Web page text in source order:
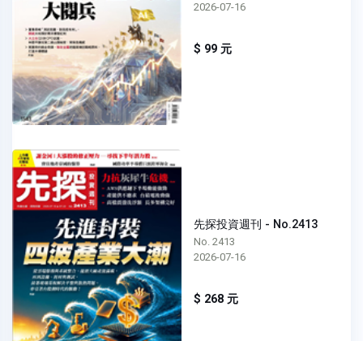
2026-07-16
$ 99 元
先探投資週刊 - No.2413
No. 2413
2026-07-16
$ 268 元